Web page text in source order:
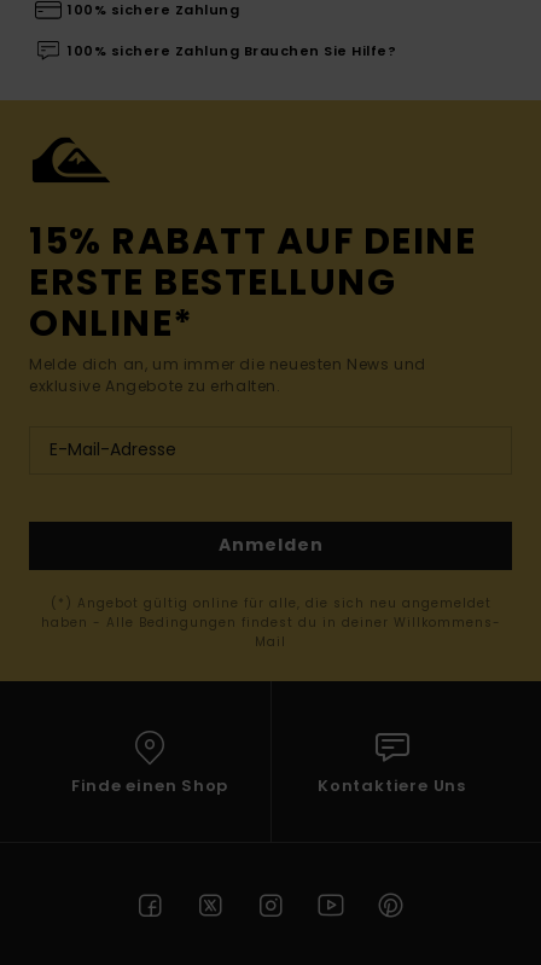
100% sichere Zahlung
100% sichere Zahlung Brauchen Sie Hilfe?
15% RABATT AUF DEINE
ERSTE BESTELLUNG
ONLINE*
Melde dich an, um immer die neuesten News und
exklusive Angebote zu erhalten.
Anmelden
(*) Angebot gültig online für alle, die sich neu angemeldet
haben - Alle Bedingungen findest du in deiner Willkommens-
Mail
Finde einen Shop Kontaktiere Uns